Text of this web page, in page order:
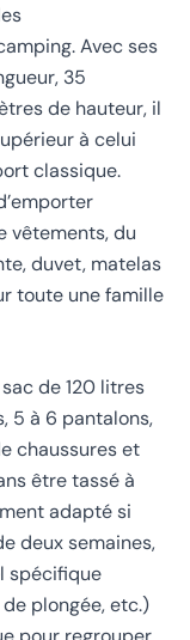
Avec ses
35
de hauteur, il
à celui
classique.
vêtements, du
duvet, matelas
toute une famille
de 120 litres
5 à 6 pantalons,
chaussures et
être tassé à
adapté si
deux semaines,
spécifique
plongée, etc.)